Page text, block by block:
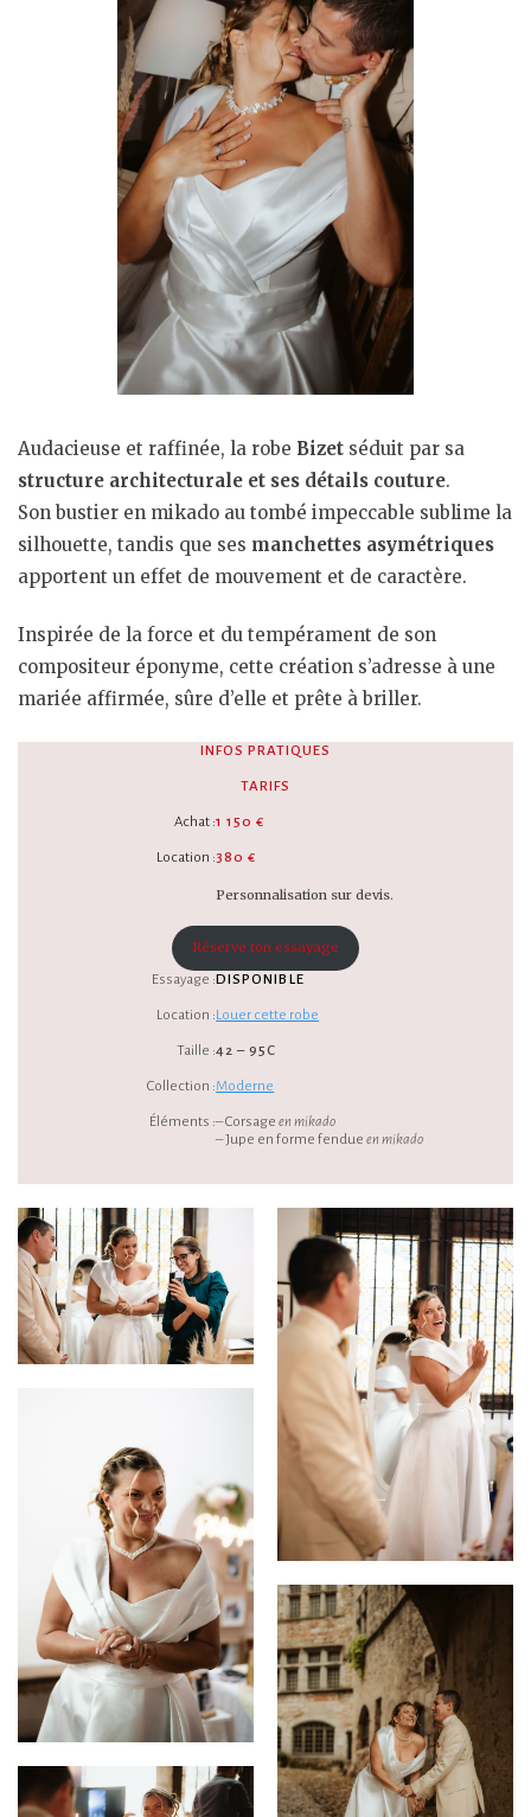
Audacieuse et raffinée, la robe Bizet séduit par sa
structure architecturale et ses détails couture.
Son bustier en mikado au tombé impeccable sublime la
silhouette, tandis que ses manchettes asymétriques
apportent un effet de mouvement et de caractère.
Inspirée de la force et du tempérament de son
compositeur éponyme, cette création s’adresse à une
mariée affirmée, sûre d’elle et prête à briller.
INFOS PRATIQUES
TARIFS
Achat :
Location :
1 150 €
380 €
Personnalisation sur devis.
Réserve ton essayage
Essayage :
Location :
Taille :
Collection :
Éléments :
DISPONIBLE
Louer cette robe
42 – 95C
Moderne
– Corsageen mikado
– Jupe en forme fendueen mikado